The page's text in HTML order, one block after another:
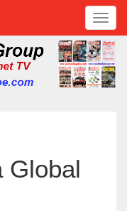
Global